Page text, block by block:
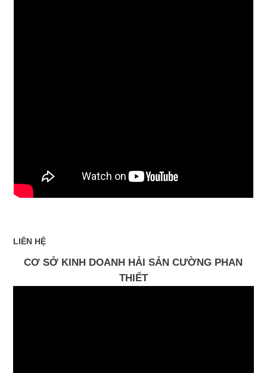
LIÊN HỆ
CƠ SỞ KINH DOANH HẢI SẢN CƯỜNG PHAN
THIẾT